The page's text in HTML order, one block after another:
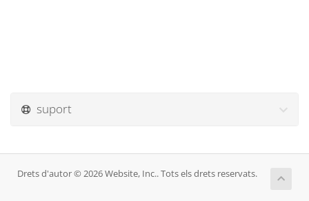
suport
Drets d'autor © 2026 Website, Inc.. Tots els drets reservats.